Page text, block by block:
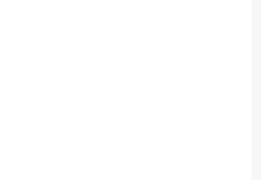
านที่ดิน